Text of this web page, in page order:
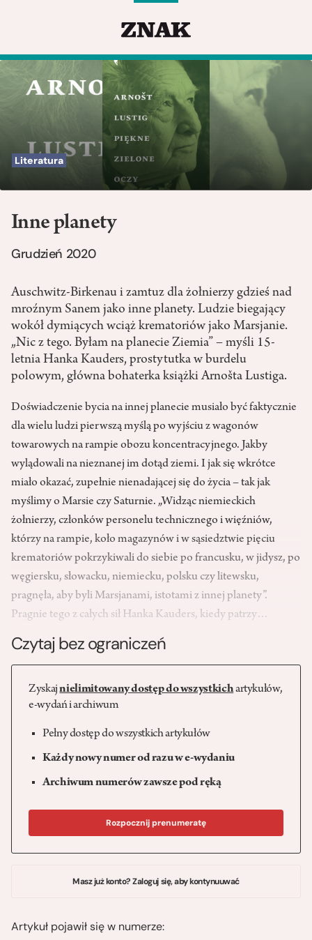
Literatura
Inne planety
Grudzień 2020
Auschwitz-Birkenau i zamtuz dla żołnierzy gdzieś nad
mroźnym Sanem jako inne planety. Ludzie biegający
wokół dymiących wciąż krematoriów jako Marsjanie.
„Nic z tego. Byłam na planecie Ziemia” – myśli 15-
letnia Hanka Kauders, prostytutka w burdelu
polowym, główna bohaterka książki Arnošta Lustiga.
Doświadczenie bycia na innej planecie musiało być faktycznie
dla wielu ludzi pierwszą myślą po wyjściu z wagonów
towarowych na rampie obozu koncentracyjnego. Jakby
wylądowali na nieznanej im dotąd ziemi. I jak się wkrótce
miało okazać, zupełnie nienadającej się do życia – tak jak
myślimy o Marsie czy Saturnie. „Widząc niemieckich
żołnierzy, członków personelu technicznego i więźniów,
którzy na rampie, koło magazynów i w sąsiedztwie pięciu
krematoriów pokrzykiwali do siebie po francusku, w jidysz, po
węgiersku, słowacku, niemiecku, polsku czy litewsku,
pragnęła, aby byli Marsjanami, istotami z innej planety”.
Pragnie tego z całych sił Hanka Kauders, kiedy patrzy…
Czytaj bez ograniczeń
Zyskajnielimitowany dostęp do wszystkichartykułów,
e-wydań i archiwum
Pełny dostęp do wszystkich artykułów
Każdy nowy numer od razu w e-wydaniu
Archiwum numerów zawsze pod ręką
Rozpocznij prenumeratę
Masz już konto? Zaloguj się, aby kontynuuwać
Artykuł pojawił się w numerze: